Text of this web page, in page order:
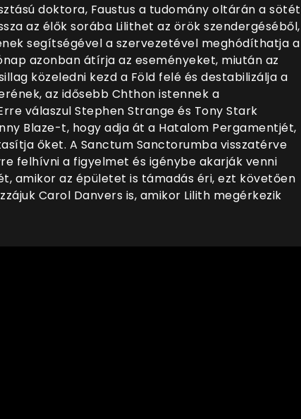
doktora, Faustus a tudomány oltárán a sötét
az élők sorába Lilithet az örök szendergéséből,
segítségével a szervezetével meghódíthatja a
azonban átírja az eseményeket, miután az
közeledni kezd a Föld felé és destabilizálja a
az idősebb Chthon istennek a
válaszul Stephen Strange és Tony Stark
Blaze-t, hogy adja át a Hatalom Pergamentjét,
őket. A Sanctum Sanctorumba visszatérve
felhívni a figyelmet és igénybe akarják venni
amikor az épületet is támadás éri, ezt követően
Carol Danvers is, amikor Lilith megérkezik